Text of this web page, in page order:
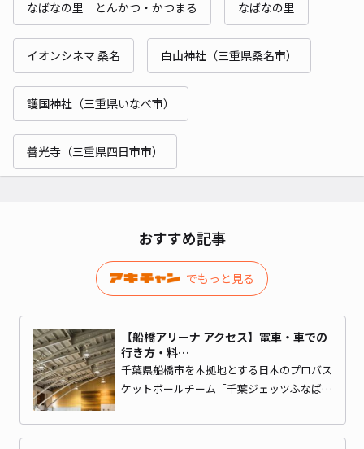
なばなの里 とんかつ・かつまる なばなの里
イオンシネマ 桑名 白山神社（三重県桑名市）
護国神社（三重県いなべ市）
善光寺（三重県四日市市）
おすすめ記事
でもっと見る
【船橋アリーナ アクセス】電車・車での
行き方・料…
千葉県船橋市を本拠地とする日本のプロバス
ケットボールチーム「千葉ジェッツふなば…